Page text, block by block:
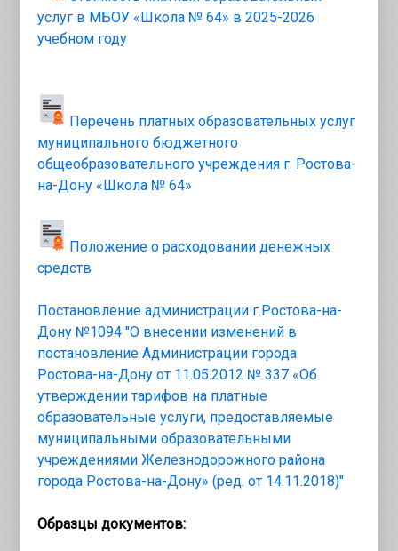
услуг в МБОУ «Школа № 64» в 2025-2026
учебном году
Перечень платных образовательных услуг
муниципального бюджетного
общеобразовательного учреждения г. Ростова-
на-Дону «Школа № 64»
Положение о расходовании денежных
средств
Постановление администрации г.Ростова-на-
Дону №1094 "О внесении изменений в
постановление Администрации города
Ростова-на-Дону от 11.05.2012 № 337 «Об
утверждении тарифов на платные
образовательные услуги, предоставляемые
муниципальными образовательными
учреждениями Железнодорожного района
города Ростова-на-Дону» (ред. от 14.11.2018)"
Образцы документов: